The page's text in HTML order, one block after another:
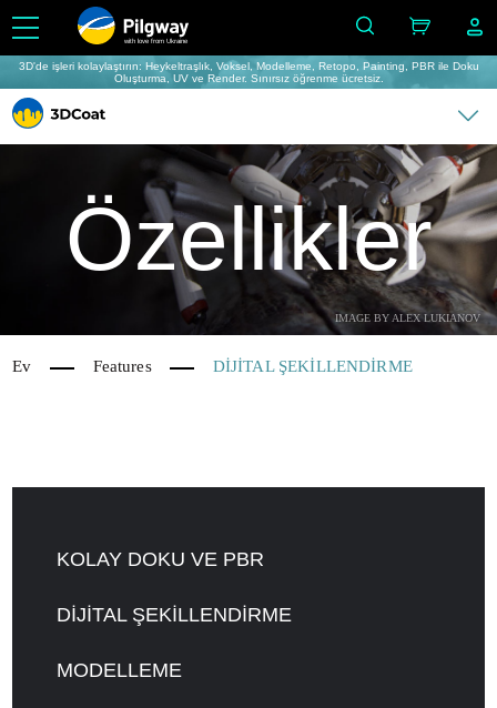
with love from Ukraine
3D'de işleri kolaylaştırın: Heykeltraşlık, Voksel, Modelleme, Retopo, Painting, PBR ile Doku
Oluşturma, UV ve Render. Sınırsız öğrenme ücretsiz.
IMAGE BY ALEX LUKIANOV
Özellikler
Ev Features DİJİTAL ŞEKİLLENDİRME
KOLAY DOKU VE PBR
DİJİTAL ŞEKİLLENDİRME
MODELLEME